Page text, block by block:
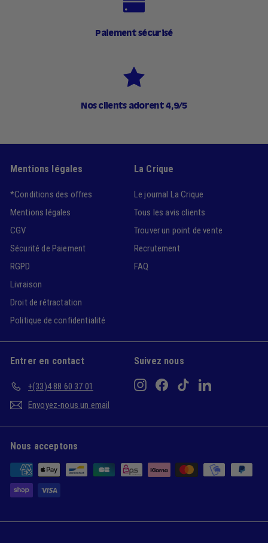
Paiement sécurisé
Nos clients adorent 4,9/5
Mentions légales
*Conditions des offres
Mentions légales
CGV
Sécurité de Paiement
RGPD
Livraison
Droit de rétractation
Politique de confidentialité
La Crique
Le journal La Crique
Tous les avis clients
Trouver un point de vente
Recrutement
FAQ
Entrer en contact
+(33)4 88 60 37 01
Envoyez-nous un email
Suivez nous
InstagramFacebookTikTokLinkedIn
Nous acceptons